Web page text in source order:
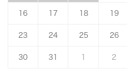
16 17 18 19
23 24 25 26
30 31 2